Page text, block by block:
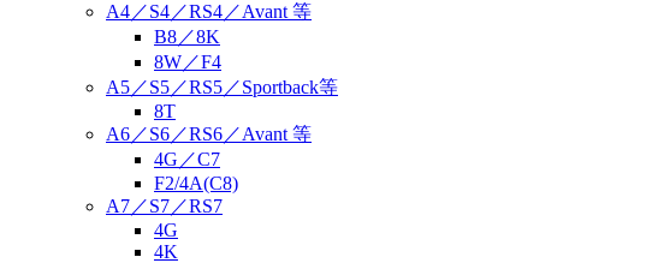
A4／S4／RS4／Avant 等
B8／8K
8W／F4
A5／S5／RS5／Sportback等
8T
A6／S6／RS6／Avant 等
4G／C7
F2/4A(C8)
A7／S7／RS7
4G
4K